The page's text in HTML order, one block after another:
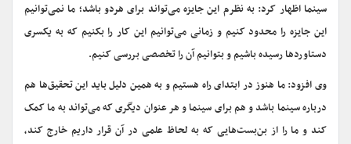
سینما اظهار کرد: به نظرم این جایزه می‌تواند برای هردو باشد؛ ما نمی‌توانیم
این جایزه را محدود کنیم و زمانی می‌توانیم این کار را بکنیم که به یکسری
دستاوردها رسیده باشیم و بتوانیم آن را تخصصی بررسی کنیم.
وی افزود: ما هنوز در ابتدای راه هستیم و به همین دلیل باید این تحقیق‌ها هم
درباره سینما باشد و هم برای سینما و هر عنوان دیگری که می‌تواند به ما کمک
کند و ما را از بن‌بست‌هایی که به لحاظ علمی در آن قرار داریم خارج کند،